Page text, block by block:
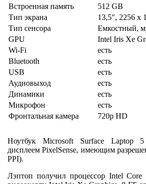
Встроенная память
512 GB
Тип экрана
13,5", 2256 x
Тип сенсора
Емкостный,
GPU
Intel Iris Xe
Wi-Fi
есть
Bluetooth
есть
USB
есть
Аудиовыход
есть
Динамики
есть
Микрофон
есть
Фронтальная камера
720p HD
Ноутбук Microsoft Surface Laptop
дисплеем PixelSense, имеющим
PPI).
Лэптоп получил процессор Intel Core